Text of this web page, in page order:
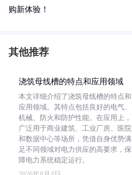
购新体验！
其他推荐
浇筑母线槽的特点和应用领域
本文详细介绍了浇筑母线槽的特点和
应用领域。其特点包括良好的电气、
机械、防火和防护性能。在应用上，
广泛用于商业建筑、工业厂房、医院
和数据中心等场所，凭借自身优势满
足不同领域对电力供应的高要求，保
障电力系统稳定运行。